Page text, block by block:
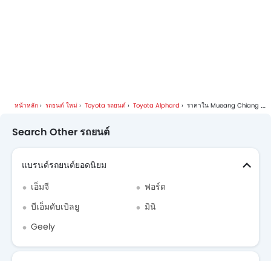
หน้าหลัก รถยนต์ ใหม่ Toyota รถยนต์ Toyota Alphard ราคาใน Mueang Chiang Mai
Search Other รถยนต์
แบรนด์รถยนต์ยอดนิยม
เอ็มจี
ฟอร์ด
บีเอ็มดับเบิลยู
มินิ
Geely